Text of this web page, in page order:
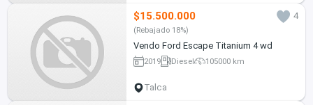
$15.500.000 4
(Rebajado 18%)
Vendo Ford Escape Titanium 4 wd
2019 Diesel 105000 km
Talca